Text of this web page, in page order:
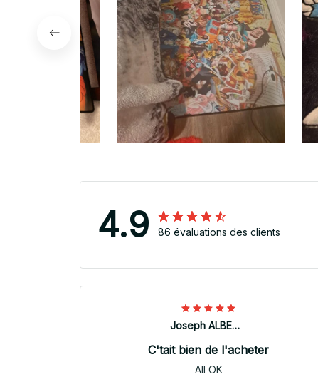
4.9
86 évaluations des clients
Joseph ALBERTINI
C'tait bien de l'acheter
All OK